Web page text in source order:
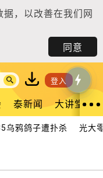
据，以改善在我们网
同意
登入
泰新闻 大讲堂
鸦鸽子遭扑杀 光大零